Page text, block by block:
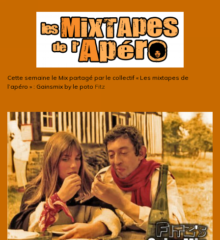
Cette semaine le Mix partagé par le collectif « Les mixtapes de
l’apéro » : Gainsmix by le poto Fitz